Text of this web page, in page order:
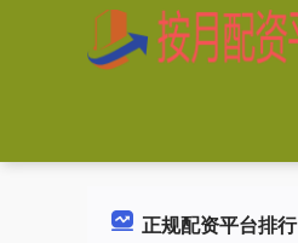
正规配资平台排行